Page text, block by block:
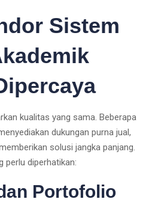
Sistem
kualitas yang sama. Beberapa
dukungan purna jual,
solusi jangka panjang.
perlu diperhatikan:
Portofolio